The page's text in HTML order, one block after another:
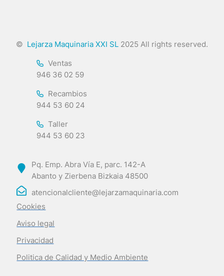
© Lejarza Maquinaria XXI SL 2025 All rights reserved.
Ventas
946 36 02 59
Recambios
944 53 60 24
Taller
944 53 60 23
Pq. Emp. Abra Vía E, parc. 142-A
Abanto y Zierbena Bizkaia 48500
atencionalcliente@lejarzamaquinaria.com
Cookies
Aviso legal
Privacidad
Politica de Calidad y Medio Ambiente